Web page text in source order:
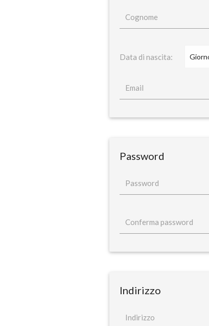
Cognome
Data di nascita:
Email
Password
Password
Conferma password
Indirizzo
Indirizzo